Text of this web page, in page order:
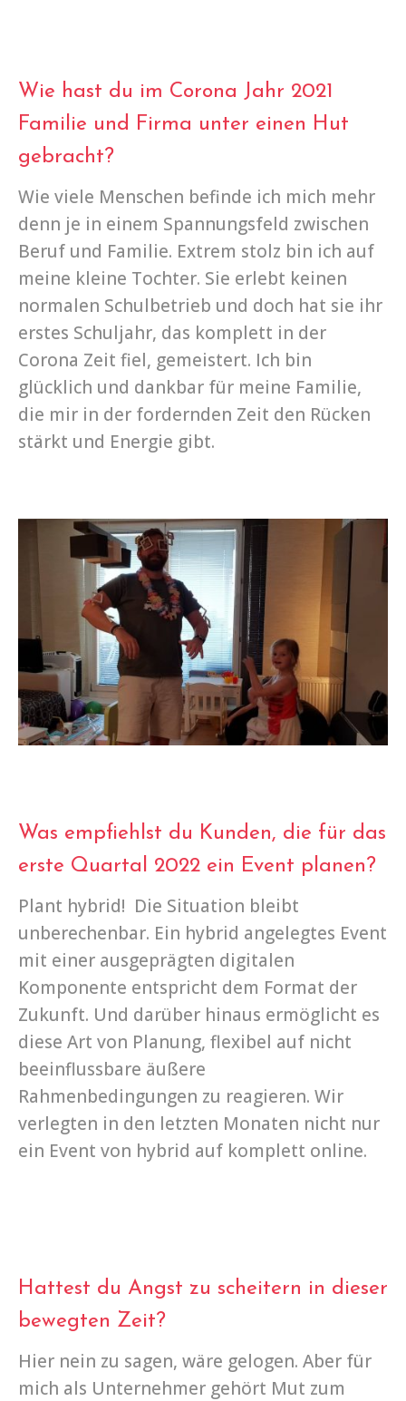
Wie hast du im Corona Jahr 2021
Familie und Firma unter einen Hut
gebracht?
Wie viele Menschen befinde ich mich mehr
denn je in einem Spannungsfeld zwischen
Beruf und Familie. Extrem stolz bin ich auf
meine kleine Tochter. Sie erlebt keinen
normalen Schulbetrieb und doch hat sie ihr
erstes Schuljahr, das komplett in der
Corona Zeit fiel, gemeistert. Ich bin
glücklich und dankbar für meine Familie,
die mir in der fordernden Zeit den Rücken
stärkt und Energie gibt.
Was empfiehlst du Kunden, die für das
erste Quartal 2022 ein Event planen?
Plant hybrid! Die Situation bleibt
unberechenbar. Ein hybrid angelegtes Event
mit einer ausgeprägten digitalen
Komponente entspricht dem Format der
Zukunft. Und darüber hinaus ermöglicht es
diese Art von Planung, flexibel auf nicht
beeinflussbare äußere
Rahmenbedingungen zu reagieren. Wir
verlegten in den letzten Monaten nicht nur
ein Event von hybrid auf komplett online.
Hattest du Angst zu scheitern in dieser
bewegten Zeit?
Hier nein zu sagen, wäre gelogen. Aber für
mich als Unternehmer gehört Mut zum